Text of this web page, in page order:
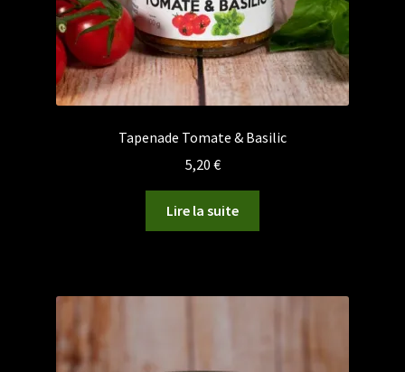
Tapenade Tomate & Basilic
5,20 €
Lire la suite